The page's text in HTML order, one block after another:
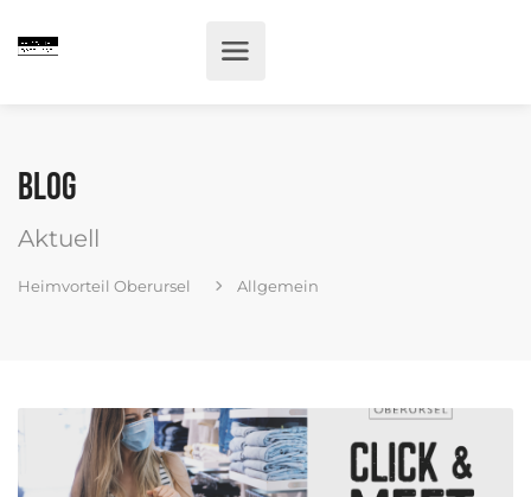
Blog
Aktuell
Heimvorteil Oberursel Allgemein